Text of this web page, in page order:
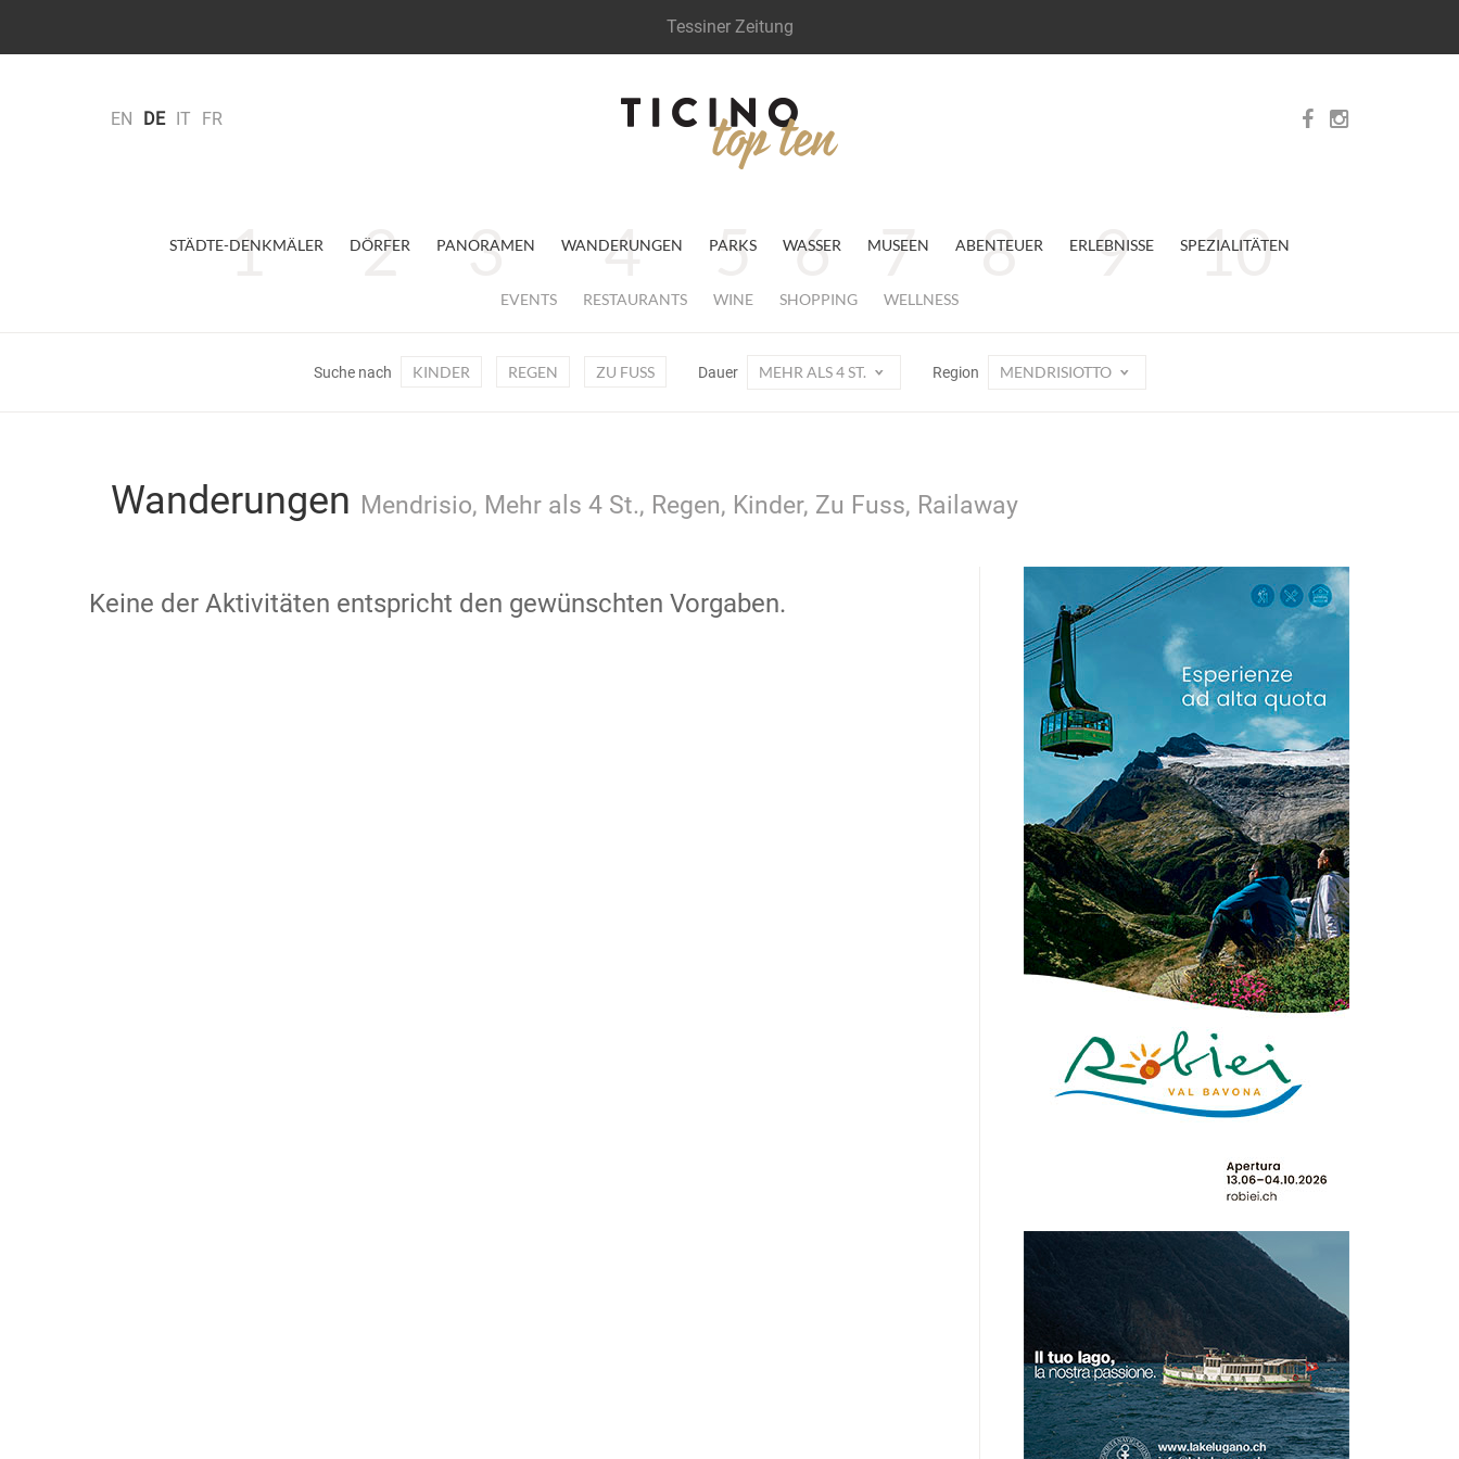
Tessiner Zeitung
EN DE IT FR
STÄDTE-DENKMÄLER DÖRFER PANORAMEN WANDERUNGEN PARKS WASSER MUSEEN ABENTEUER ERLEBNISSE SPEZIALITÄTEN
EVENTS RESTAURANTS WINE SHOPPING WELLNESS
Suche nach KINDER REGEN ZU FUSS Dauer MEHR ALS 4 ST. Region MENDRISIOTTO
Wanderungen Mendrisio, Mehr als 4 St., Regen, Kinder, Zu Fuss, Railaway
Keine der Aktivitäten entspricht den gewünschten Vorgaben.